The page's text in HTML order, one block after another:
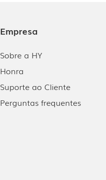
Empresa
Sobre a HY
Honra
Suporte ao Cliente
Perguntas frequentes